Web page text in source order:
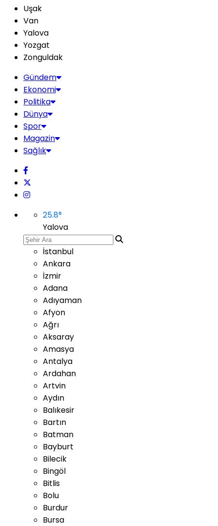
Uşak
Van
Yalova
Yozgat
Zonguldak
Gündem
Ekonomi
Politika
Dünya
Spor
Magazin
Sağlık
25.8°
Yalova
İstanbul
Ankara
İzmir
Adana
Adıyaman
Afyon
Ağrı
Aksaray
Amasya
Antalya
Ardahan
Artvin
Aydın
Balıkesir
Bartın
Batman
Bayburt
Bilecik
Bingöl
Bitlis
Bolu
Burdur
Bursa